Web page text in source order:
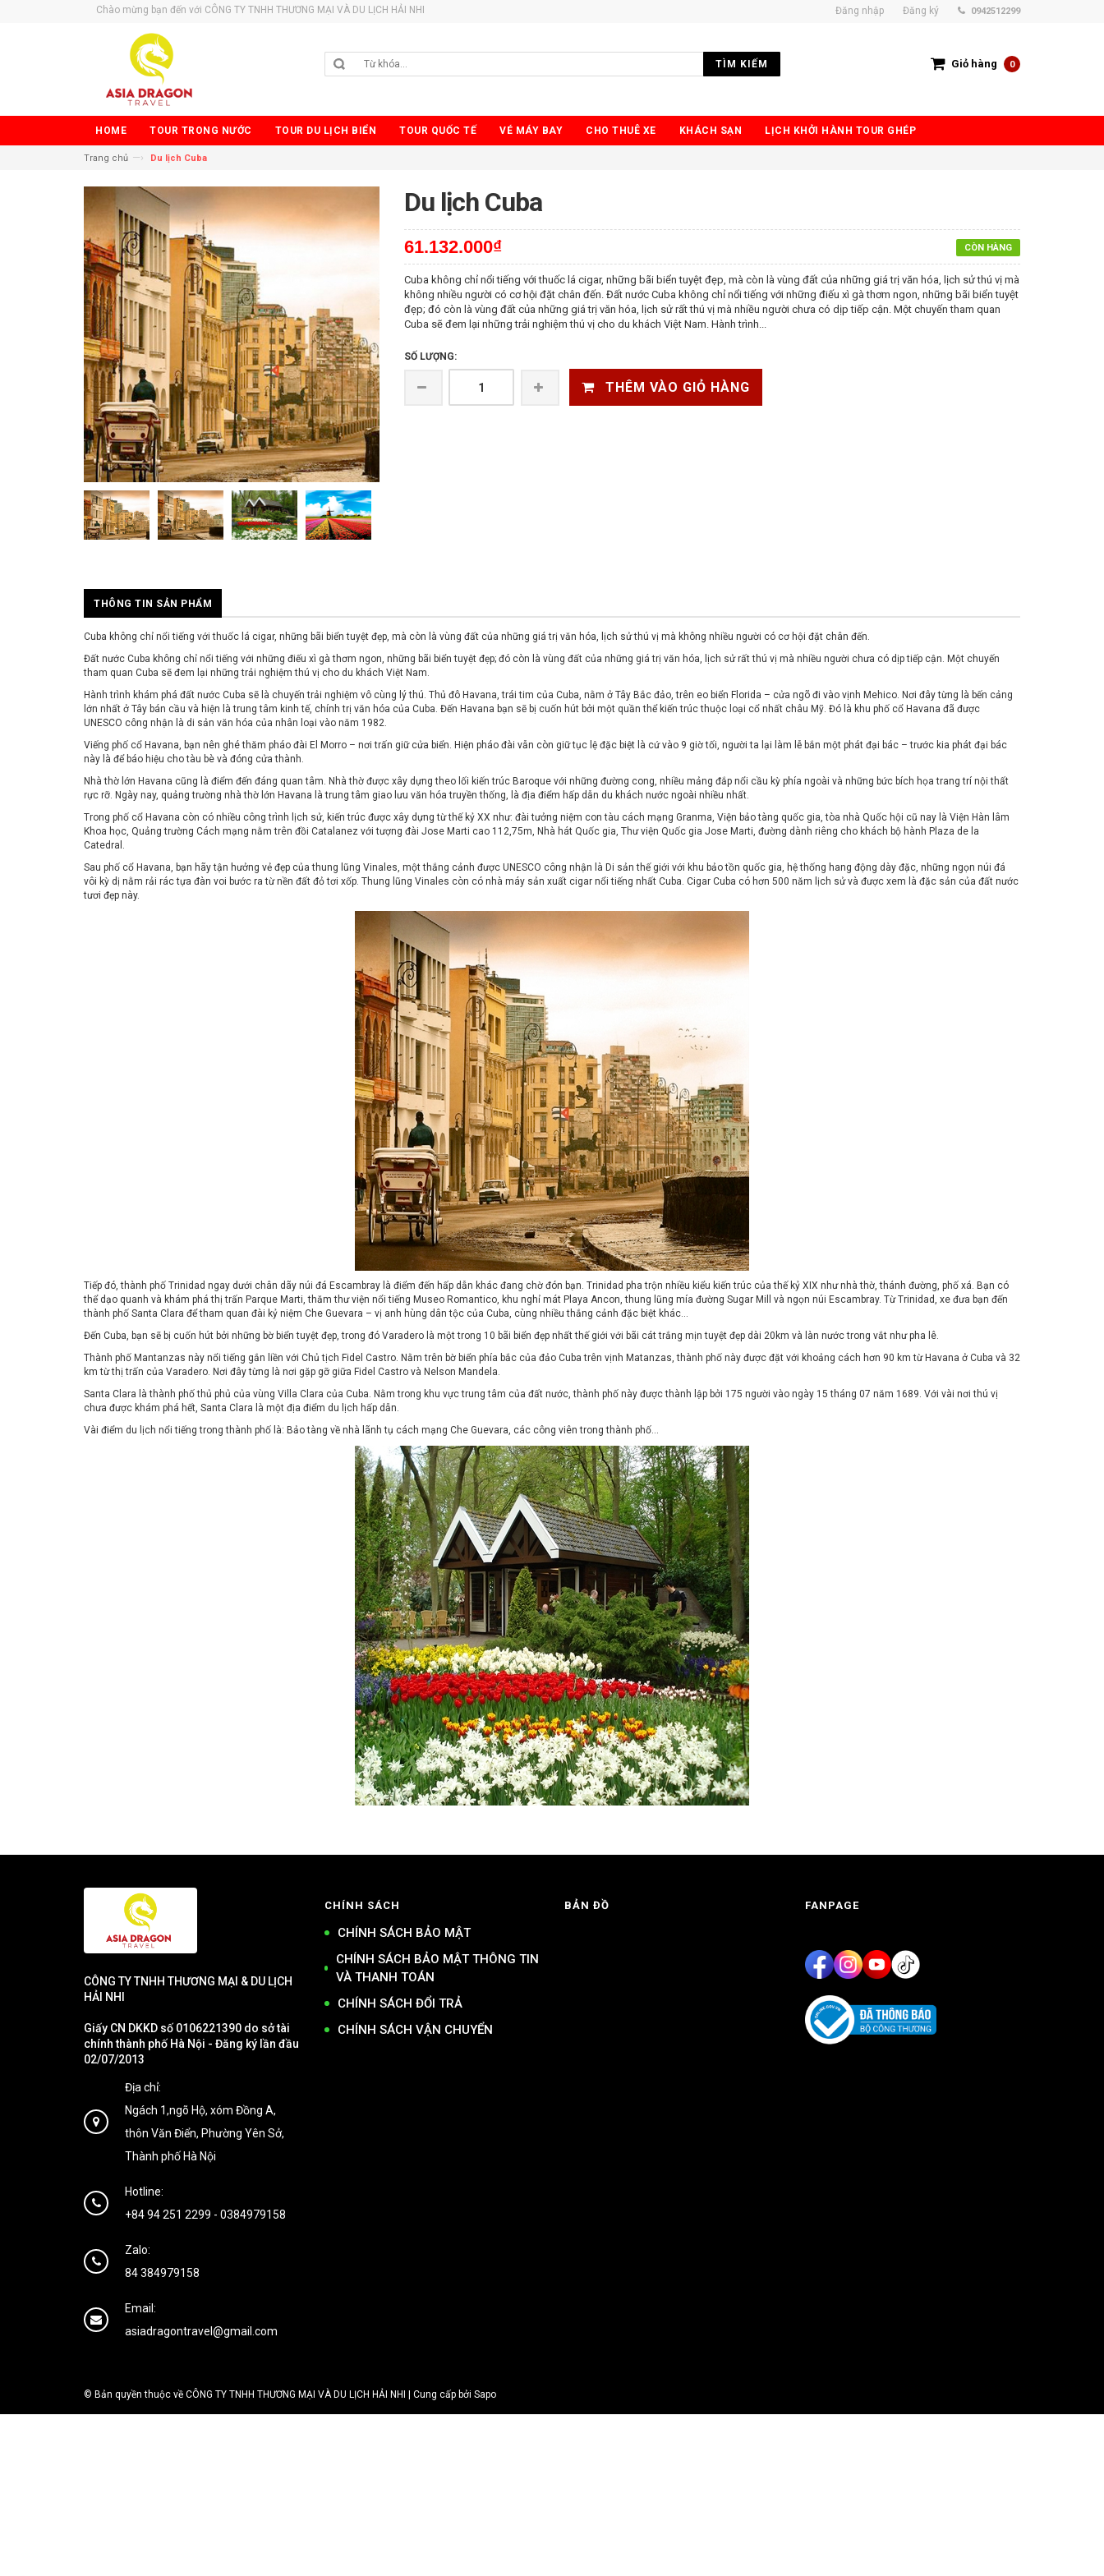
Chào mừng bạn đến với CÔNG TY TNHH THƯƠNG MẠI VÀ DU LỊCH HẢI NHI Đăng nhập Đăng ký 0942512299
TÌM KIẾM Giỏ hàng 0
HOME TOUR TRONG NƯỚC TOUR DU LỊCH BIỂN TOUR QUỐC TẾ VÉ MÁY BAY CHO THUÊ XE KHÁCH SẠN LỊCH KHỞI HÀNH TOUR GHÉP
Trang chủ —› Du lịch Cuba
Du lịch Cuba
61.132.000₫ CÒN HÀNG
Cuba không chỉ nổi tiếng với thuốc lá cigar, những bãi biển tuyệt đẹp, mà còn là vùng đất của những giá trị văn hóa, lịch sử thú vị mà
không nhiều người có cơ hội đặt chân đến. Đất nước Cuba không chỉ nổi tiếng với những điếu xì gà thơm ngon, những bãi biển tuyệt
đẹp; đó còn là vùng đất của những giá trị văn hóa, lịch sử rất thú vị mà nhiều người chưa có dịp tiếp cận. Một chuyến tham quan
Cuba sẽ đem lại những trải nghiệm thú vị cho du khách Việt Nam. Hành trình...
SỐ LƯỢNG:
THÊM VÀO GIỎ HÀNG
THÔNG TIN SẢN PHẨM
Cuba không chỉ nổi tiếng với thuốc lá cigar, những bãi biển tuyệt đẹp, mà còn là vùng đất của những giá trị văn hóa, lịch sử thú vị mà không nhiều người có cơ hội đặt chân đến.
Đất nước Cuba không chỉ nổi tiếng với những điếu xì gà thơm ngon, những bãi biển tuyệt đẹp; đó còn là vùng đất của những giá trị văn hóa, lịch sử rất thú vị mà nhiều người chưa có dịp tiếp cận. Một chuyến
tham quan Cuba sẽ đem lại những trải nghiệm thú vị cho du khách Việt Nam.
Hành trình khám phá đất nước Cuba sẽ là chuyến trải nghiệm vô cùng lý thú. Thủ đô Havana, trái tim của Cuba, nằm ở Tây Bắc đảo, trên eo biển Florida – cửa ngõ đi vào vịnh Mehico. Nơi đây từng là bến cảng
lớn nhất ở Tây bán cầu và hiện là trung tâm kinh tế, chính trị văn hóa của Cuba. Đến Havana bạn sẽ bị cuốn hút bởi một quần thể kiến trúc thuộc loại cổ nhất châu Mỹ. Đó là khu phố cổ Havana đã được
UNESCO công nhận là di sản văn hóa của nhân loại vào năm 1982.
Viếng phố cổ Havana, bạn nên ghé thăm pháo đài El Morro – nơi trấn giữ cửa biển. Hiện pháo đài vẫn còn giữ tục lệ đặc biệt là cứ vào 9 giờ tối, người ta lại làm lễ bắn một phát đại bác – trước kia phát đại bác
này là để báo hiệu cho tàu bè và đóng cửa thành.
Nhà thờ lớn Havana cũng là điểm đến đáng quan tâm. Nhà thờ được xây dựng theo lối kiến trúc Baroque với những đường cong, nhiều mảng đắp nổi cầu kỳ phía ngoài và những bức bích họa trang trí nội thất
rực rỡ. Ngày nay, quảng trường nhà thờ lớn Havana là trung tâm giao lưu văn hóa truyền thống, là địa điểm hấp dẫn du khách nước ngoài nhiều nhất.
Trong phố cổ Havana còn có nhiều công trình lịch sử, kiến trúc được xây dựng từ thế kỷ XX như: đài tưởng niệm con tàu cách mạng Granma, Viện bảo tàng quốc gia, tòa nhà Quốc hội cũ nay là Viện Hàn lâm
Khoa học, Quảng trường Cách mạng nằm trên đồi Catalanez với tượng đài Jose Marti cao 112,75m, Nhà hát Quốc gia, Thư viện Quốc gia Jose Marti, đường dành riêng cho khách bộ hành Plaza de la
Catedral.
Sau phố cổ Havana, bạn hãy tận hưởng vẻ đẹp của thung lũng Vinales, một thắng cảnh được UNESCO công nhận là Di sản thế giới với khu bảo tồn quốc gia, hệ thống hang động dày đặc, những ngọn núi đá
vôi kỳ dị nằm rải rác tựa đàn voi bước ra từ nền đất đỏ tơi xốp. Thung lũng Vinales còn có nhà máy sản xuất cigar nổi tiếng nhất Cuba. Cigar Cuba có hơn 500 năm lịch sử và được xem là đặc sản của đất nước
tươi đẹp này.
Tiếp đó, thành phố Trinidad ngay dưới chân dãy núi đá Escambray là điểm đến hấp dẫn khác đang chờ đón bạn. Trinidad pha trộn nhiều kiểu kiến trúc của thế kỷ XIX như nhà thờ, thánh đường, phố xá. Bạn có
thể dạo quanh và khám phá thị trấn Parque Marti, thăm thư viện nổi tiếng Museo Romantico, khu nghỉ mát Playa Ancon, thung lũng mía đường Sugar Mill và ngọn núi Escambray. Từ Trinidad, xe đưa bạn đến
thành phố Santa Clara để tham quan đài kỷ niệm Che Guevara – vị anh hùng dân tộc của Cuba, cùng nhiều thắng cảnh đặc biệt khác…
Đến Cuba, bạn sẽ bị cuốn hút bởi những bờ biển tuyệt đẹp, trong đó Varadero là một trong 10 bãi biển đẹp nhất thế giới với bãi cát trắng mịn tuyệt đẹp dài 20km và làn nước trong vắt như pha lê.
Thành phố Mantanzas này nổi tiếng gắn liền với Chủ tịch Fidel Castro. Nằm trên bờ biển phía bắc của đảo Cuba trên vịnh Matanzas, thành phố này được đặt với khoảng cách hơn 90 km từ Havana ở Cuba và 32
km từ thị trấn của Varadero. Nơi đây từng là nơi gặp gỡ giữa Fidel Castro và Nelson Mandela.
Santa Clara là thành phố thủ phủ của vùng Villa Clara của Cuba. Nằm trong khu vực trung tâm của đất nước, thành phố này được thành lập bởi 175 người vào ngày 15 tháng 07 năm 1689. Với vài nơi thú vị
chưa được khám phá hết, Santa Clara là một địa điểm du lịch hấp dẫn.
Vài điểm du lịch nổi tiếng trong thành phố là: Bảo tàng về nhà lãnh tụ cách mạng Che Guevara, các công viên trong thành phố…
CÔNG TY TNHH THƯƠNG MẠI & DU LỊCH
HẢI NHI
Giấy CN DKKD số 0106221390 do sở tài
chính thành phố Hà Nội - Đăng ký lần đầu
02/07/2013
Địa chỉ:
Ngách 1,ngõ Hộ, xóm Đồng A,
thôn Văn Điển, Phường Yên Sở,
Thành phố Hà Nội
Hotline:
+84 94 251 2299 - 0384979158
Zalo:
84 384979158
Email:
asiadragontravel@gmail.com
CHÍNH SÁCH
CHÍNH SÁCH BẢO MẬT
CHÍNH SÁCH BẢO MẬT THÔNG TIN
VÀ THANH TOÁN
CHÍNH SÁCH ĐỔI TRẢ
CHÍNH SÁCH VẬN CHUYỂN
BẢN ĐỒ FANPAGE
© Bản quyền thuộc về CÔNG TY TNHH THƯƠNG MẠI VÀ DU LỊCH HẢI NHI | Cung cấp bởi Sapo